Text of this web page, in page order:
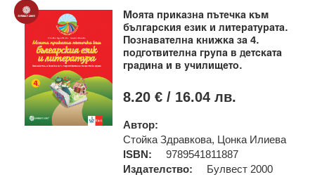
Моята приказна пътечка към
българския език и литературата.
Познавателна книжка за 4.
подготвителна група в детската
градина и в училището.
8.20 € / 16.04 лв.
Автор:
Стойка Здравкова, Цонка Илиева
ISBN:
9789541811887
Издателство:
Булвест 2000